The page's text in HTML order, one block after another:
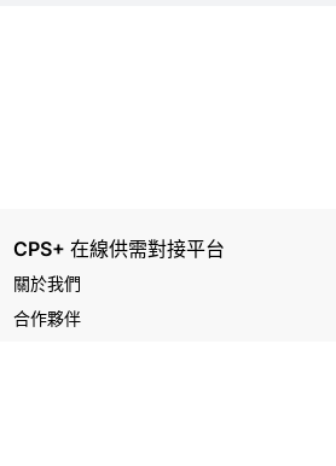
CPS+ 在線供需對接平台
關於我們
合作夥伴